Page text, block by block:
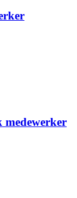
medewerker